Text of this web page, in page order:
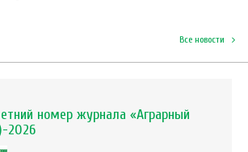
Все новости
номер журнала «Аграрный
2026